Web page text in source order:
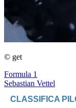
© get
Formula 1
Sebastian Vettel